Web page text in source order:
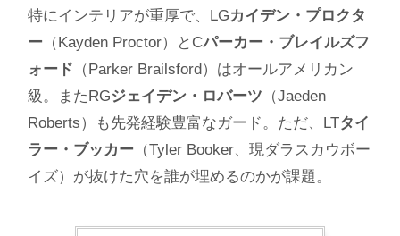
特にインテリアが重厚で、LGカイデン・プロクタ
ー （Kayden Proctor）とCパーカー・ブレイルズフ
ォード （Parker Brailsford）はオールアメリカン
級。またRGジェイデン・ロバーツ （Jaeden
Roberts）も先発経験豊富なガード。ただ、LTタイ
ラー・ブッカー （Tyler Booker、現ダラスカウボー
イズ）が抜けた穴を誰が埋めるのかが課題。